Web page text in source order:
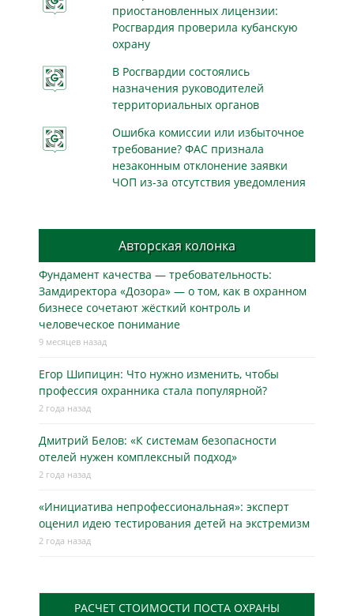
приостановленных лицензии:
Росгвардия проверила кубанскую
охрану
В Росгвардии состоялись
назначения руководителей
территориальных органов
Ошибка комиссии или избыточное
требование? ФАС признала
незаконным отклонение заявки
ЧОП из-за отсутствия уведомления
Авторская колонка
Фундамент качества — требовательность:
Замдиректора «Дозора» — о том, как в охранном
бизнесe сочетают жёсткий контроль и
человеческое понимание
9 месяцев назад
Егор Шипицин: Что нужно изменить, чтобы
профессия охранника стала популярной?
2 года назад
Дмитрий Белов: «К системам безопасности
отелей нужен комплексный подход»
2 года назад
«Инициатива непрофессиональная»: эксперт
оценил идею тестирования детей на экстремизм
2 года назад
РАСЧЕТ СТОИМОСТИ ПОСТА ОХРАНЫ